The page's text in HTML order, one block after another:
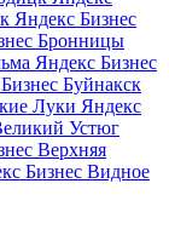
Яндекс Бизнес
Бронницы
Яндекс Бизнес
Буйнакск
Луки Яндекс
Устюг
Верхняя
Бизнес Видное